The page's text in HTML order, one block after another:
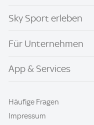
Sky Sport erleben
Für Unternehmen
App & Services
Häufige Fragen
Impressum